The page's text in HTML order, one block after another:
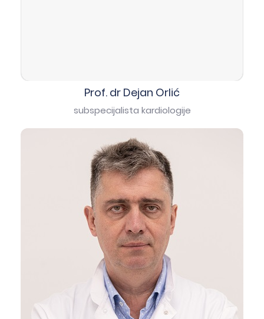
Prof. dr Dejan Orlić
subspecijalista kardiologije